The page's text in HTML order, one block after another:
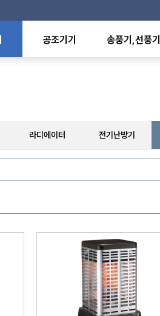
공조기기 송풍기,선풍기
라디에이터 전기난방기